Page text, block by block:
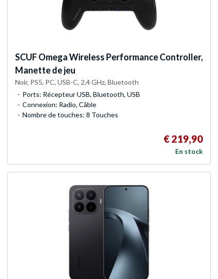
SCUF Omega Wireless Performance Controller,
Manette de jeu
Noir, PS5, PC, USB-C, 2.4 GHz, Bluetooth
Ports: Récepteur USB, Bluetooth, USB
Connexion: Radio, Câble
Nombre de touches: 8 Touches
€ 219,90
En stock